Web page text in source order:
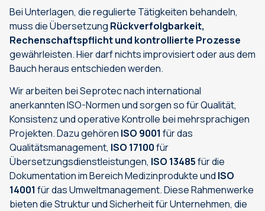
Bei Unterlagen, die regulierte Tätigkeiten behandeln,
muss die Übersetzung Rückverfolgbarkeit,
Rechenschaftspflicht und kontrollierte Prozesse
gewährleisten. Hier darf nichts improvisiert oder aus dem
Bauch heraus entschieden werden.
Wir arbeiten bei Seprotec nach international
anerkannten ISO-Normen und sorgen so für Qualität,
Konsistenz und operative Kontrolle bei mehrsprachigen
Projekten. Dazu gehören ISO 9001 für das
Qualitätsmanagement, ISO 17100für
Übersetzungsdienstleistungen, ISO 13485für die
Dokumentation im Bereich Medizinprodukte und ISO
14001 für das Umweltmanagement. Diese Rahmenwerke
bieten die Struktur und Sicherheit für Unternehmen, die